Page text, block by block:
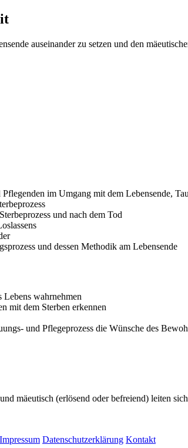
auseinander zu setzen und den
im Umgang mit dem Lebensende,
und nach dem Tod
und dessen Methodik am Lebensende
Lebens wahrnehmen
mit dem Sterben erkennen
und Pflegeprozess die Wünsche des
mäeutisch (erlösend oder befreiend) leiten
Impressum Datenschutzerklärung Kontakt